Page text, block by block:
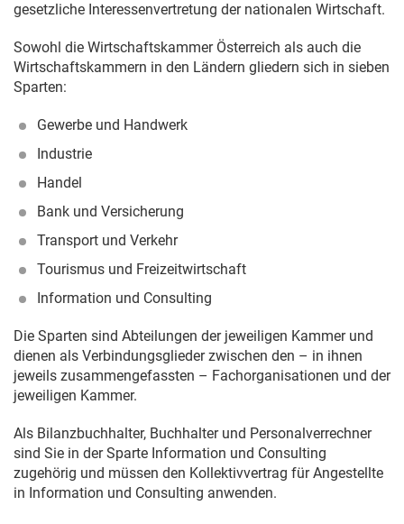
gesetzliche Interessenvertretung der nationalen Wirtschaft.
Sowohl die Wirtschaftskammer Österreich als auch die
Wirtschaftskammern in den Ländern gliedern sich in sieben
Sparten:
Gewerbe und Handwerk
Industrie
Handel
Bank und Versicherung
Transport und Verkehr
Tourismus und Freizeitwirtschaft
Information und Consulting
Die Sparten sind Abteilungen der jeweiligen Kammer und
dienen als Verbindungsglieder zwischen den – in ihnen
jeweils zusammengefassten – Fachorganisationen und der
jeweiligen Kammer.
Als Bilanzbuchhalter, Buchhalter und Personalverrechner
sind Sie in der Sparte Information und Consulting
zugehörig und müssen den Kollektivvertrag für Angestellte
in Information und Consulting anwenden.